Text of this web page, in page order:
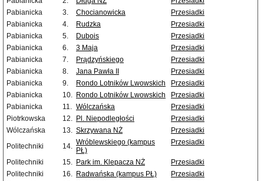
Pabianicka
3. Chocianowicka
Przesiadki
Pabianicka
4. Rudzka
Przesiadki
Pabianicka
5. Dubois
Przesiadki
Pabianicka
6. 3 Maja
Przesiadki
Pabianicka
7. Prądzyńskiego
Przesiadki
Pabianicka
8. Jana Pawła II
Przesiadki
Pabianicka
9. Rondo Lotników Lwowskich
Przesiadki
Pabianicka
10. Rondo Lotników Lwowskich
Przesiadki
Pabianicka
11. Wólczańska
Przesiadki
Piotrkowska
12. Pl. Niepodległości
Przesiadki
Wólczańska
13. Skrzywana NŻ
Przesiadki
Politechniki
14. Wróblewskiego (kampus
PŁ)
Przesiadki
Politechniki 15. Park im. Klepacza NŻ
Przesiadki
Politechniki
16. Radwańska (kampus PŁ)
Przesiadki